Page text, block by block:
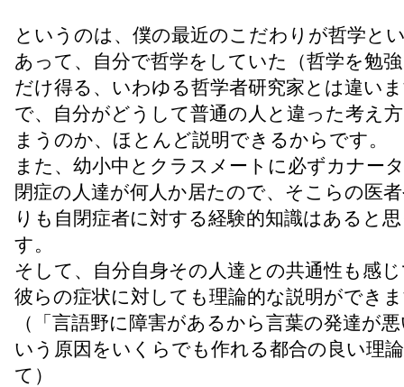
というのは、僕の最近のこだわりが哲学と
あって、自分で哲学をしていた（哲学を勉
だけ得る、いわゆる哲学者研究家とは違い
で、自分がどうして普通の人と違った考え
まうのか、ほとんど説明できるからです。
また、幼小中とクラスメートに必ずカナー
閉症の人達が何人か居たので、そこらの医
りも自閉症者に対する経験的知識はあると
す。
そして、自分自身その人達との共通性も感
彼らの症状に対しても理論的な説明ができ
（「言語野に障害があるから言葉の発達が
いう原因をいくらでも作れる都合の良い理
て）